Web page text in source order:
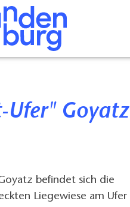
Ufer" Goyatz
befindet sich die
Liegewiese am Ufer